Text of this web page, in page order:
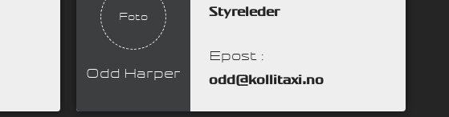
Foto
Odd Harper
Styreleder
Epost :
odd@kollitaxi.no